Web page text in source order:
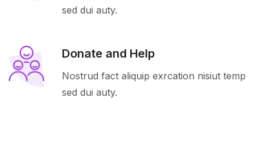
sed dui auty.
Donate and Help
Nostrud fact aliquip exrcation nisiut temp
sed dui auty.